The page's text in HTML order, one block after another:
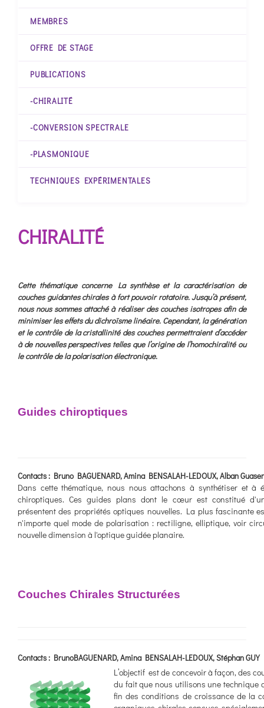
MEMBRES
OFFRE DE STAGE
PUBLICATIONS
-CHIRALITÉ
-CONVERSION SPECTRALE
-PLASMONIQUE
TECHNIQUES EXPÉRIMENTALES
CHIRALITÉ
Cette thématique concerne La synthèse et la caractérisation de
couches guidantes chirales à fort pouvoir rotatoire. Jusqu’à présent,
nous nous sommes attaché à réaliser des couches isotropes afin de
minimiser les effets du dichroïsme linéaire. Cependant, la génération
et le contrôle de la cristallinité des couches permettraient d’accéder
à de nouvelles perspectives telles que l’origine de l’homochiralité ou
le contrôle de la polarisation électronique.
Guides chiroptiques
Contacts : Bruno BAGUENARD, Amina BENSALAH-LEDOUX, Alban
Dans cette thématique, nous nous attachons à synthétiser et à
chiroptiques. Ces guides plans dont le cœur est constitué
présentent des propriétés optiques nouvelles. La plus fascinante
n'importe quel mode de polarisation : rectiligne, elliptique, voir
nouvelle dimension à l'optique guidée planaire.
Couches Chirales Structurées
Contacts : BrunoBAGUENARD, Amina BENSALAH-LEDOUX, Stéphan GUY
L’objectif est de concevoir à façon, des
du fait que nous utilisons une technique
fin des conditions de croissance de la